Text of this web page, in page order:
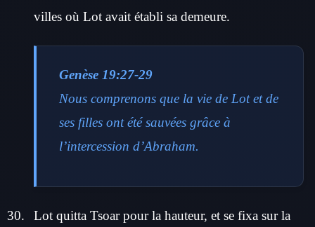
villes où Lot avait établi sa demeure.
Genèse 19:27-29
Nous comprenons que la vie de Lot et de
ses filles ont été sauvées grâce à
l’intercession d’Abraham.
Lot quitta Tsoar pour la hauteur, et se fixa sur la